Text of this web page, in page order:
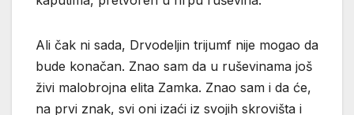
Ali čak ni sada, Drvodeljin trijumf nije mogao da
bude konačan. Znao sam da u ruševinama još
živi malobrojna elita Zamka. Znao sam i da će,
na prvi znak, svi oni izaći iz svojih skrovišta i